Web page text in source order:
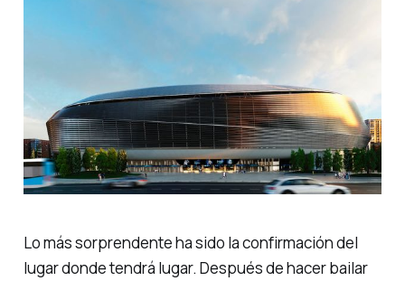
Lo más sorprendente ha sido la confirmación del
lugar donde tendrá lugar. Después de hacer bailar